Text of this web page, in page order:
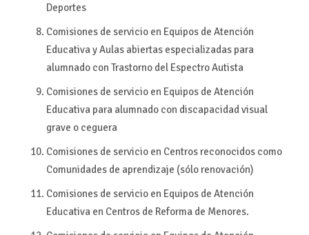
Deportes
Comisiones de servicio en Equipos de Atención
Educativa y Aulas abiertas especializadas para
alumnado con Trastorno del Espectro Autista
Comisiones de servicio en Equipos de Atención
Educativa para alumnado con discapacidad visual
grave o ceguera
Comisiones de servicio en Centros reconocidos como
Comunidades de aprendizaje (sólo renovación)
Comisiones de servicio en Equipos de Atención
Educativa en Centros de Reforma de Menores.